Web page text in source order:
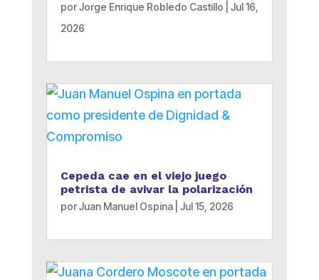
porJorge Enrique Robledo Castillo
Jul 16,
2026
Cepeda cae en el viejo juego
petrista de avivar la polarización
porJuan Manuel Ospina| Jul 15, 2026